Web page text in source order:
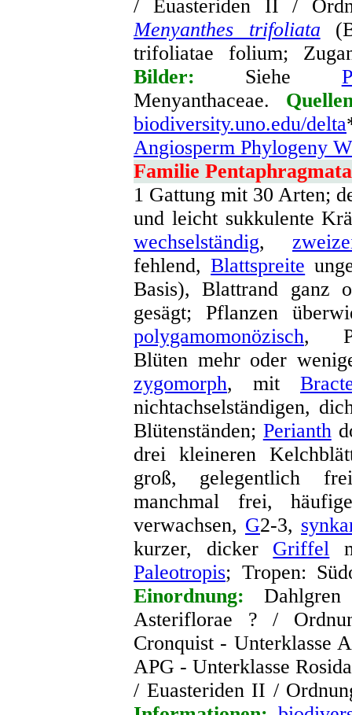
/ Euasteriden II /
Menyanthes trifoliata
trifoliatae folium;
Bilder: Siehe
Menyanthaceae.
biodiversity.uno.edu/delta
Angiosperm Phylogeny
Familie
1 Gattung mit 30 Arten;
und leicht sukkulente
wechselständig,
fehlend,Blattspreite
Basis), Blattrand ganz
gesägt; Pflanzen
polygamomonözisch,
Blüten mehr oder
zygomorph, mit
nichtachselständigen,
Blütenständen; Perianth
drei kleineren
groß, gelegentlich
manchmal frei,
verwachsen, G2-3,
kurzer, dicker Griffel
Paleotropis; Tropen:
Einordnung:
Asteriflorae ? /
Cronquist - Unterklasse
APG - Unterklasse
/ Euasteriden II /